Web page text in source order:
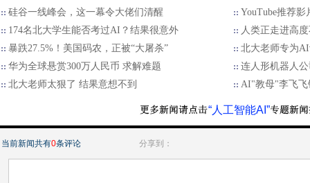
硅谷一线峰会，这一幕令大佬们清醒
YouTube推荐影
174名北大学生能否考过AI？结果很意外
人类正走进高
暴跌27.5%！美国码农，正被“大屠杀”
北大老师专为
华为全球悬赏300万人民币 求解难题
连人形机器人
北大老师太狠了 结果意想不到
AI"教母"李飞飞
“人工智能AI”
当前新闻共有0条评论 分享到：